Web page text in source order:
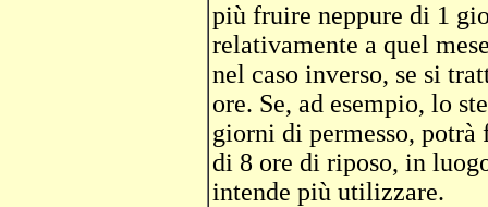
più fruire neppure di 1
relativamente a quel
nel caso inverso, se si
ore. Se, ad esempio, lo
giorni di permesso,
di 8 ore di riposo, in
intende più utilizzare.